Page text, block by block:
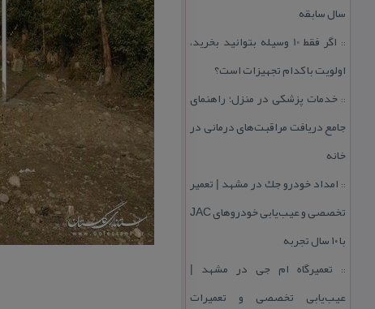
سال سابقه
::
اگر فقط 10 وسیله بتوانید بخرید،
اولویت با كدام تجهیزات است؟
:: خدمات پزشكی در منزل؛ راهنمای
جامع دریافت مراقبت‌های درمانی در
خانه
:: امداد خودرو جك در مشهد | تعمیر
تخصصی و عیب‌یابی خودروهای JAC
با ۱۰ سال تجربه
:: تعمیرگاه ام جی در مشهد |
عیب‌یابی تخصصی و تعمیرات